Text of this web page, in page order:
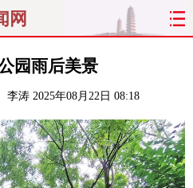
网
太原
文明 出行
综合 专题
政务 教育
园雨后美景
李涛 2025年08月22日 08:18